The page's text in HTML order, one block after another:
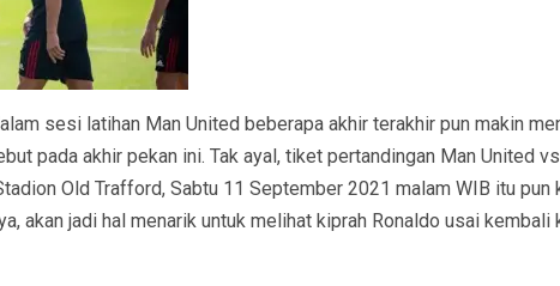
sesi latihan Man United beberapa akhir terakhir pun makin
pada akhir pekan ini. Tak ayal, tiket pertandingan Man United
Old Trafford, Sabtu 11 September 2021 malam WIB itu pun
akan jadi hal menarik untuk melihat kiprah Ronaldo usai kembali